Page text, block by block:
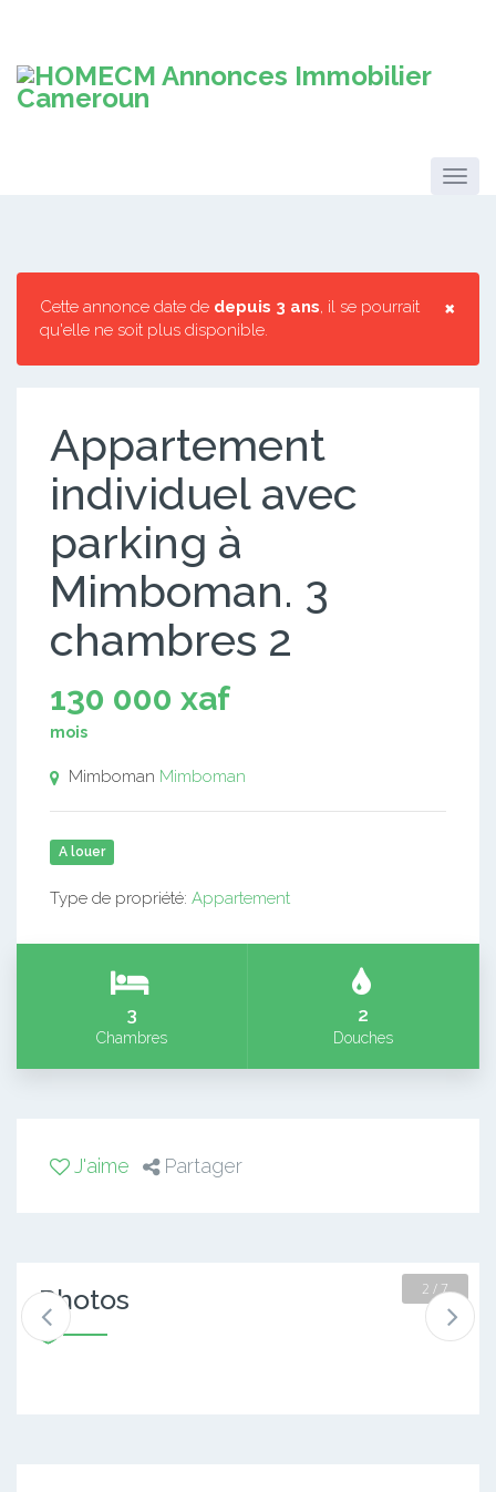
×
Cette annonce date de depuis 3 ans, il se pourrait
qu'elle ne soit plus disponible.
Appartement
individuel avec
parking à
Mimboman. 3
chambres 2
130 000 xaf
mois
Mimboman Mimboman
A louer
Type de propriété: Appartement
3
Chambres
2
Douches
J'aime Partager
Photos 2 / 7